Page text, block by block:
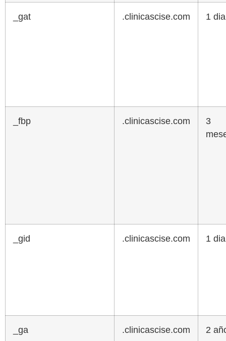
_gat .clinicascise.com 1 dia
_fbp .clinicascise.com
3
_gid .clinicascise.com 1 dia
_ga .clinicascise.com 2